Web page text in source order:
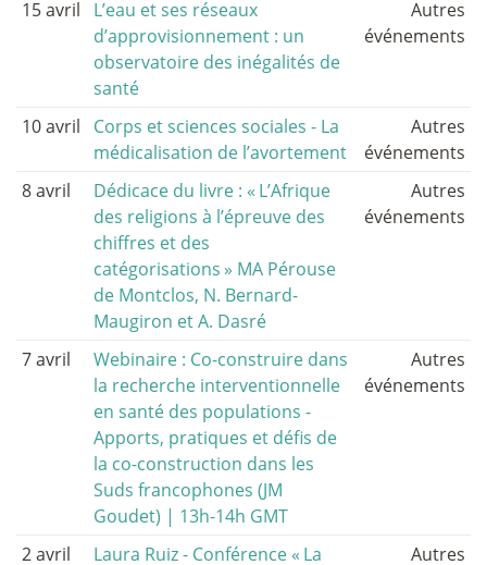
15 avril
L’eau et ses réseaux
d’approvisionnement : un
observatoire des inégalités de
santé
Autres
événements
10 avril
Corps et sciences sociales - La
médicalisation de l’avortement
Autres
événements
8 avril
Dédicace du livre : « L’Afrique
des religions à l’épreuve des
chiffres et des
catégorisations » MA Pérouse
de Montclos, N. Bernard-
Maugiron et A. Dasré
Autres
événements
7 avril
Webinaire : Co-construire dans
la recherche interventionnelle
en santé des populations -
Apports, pratiques et défis de
la co-construction dans les
Suds francophones (JM
Goudet) | 13h-14h GMT
Autres
événements
2 avril Laura Ruiz - Conférence « La Autres